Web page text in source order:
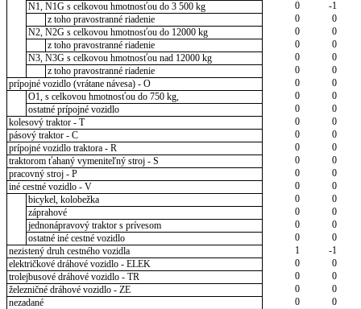
N1, N1G s celkovou hmotnosťou do 3 500 kg
0
-1
z toho pravostranné riadenie
0
0
N2, N2G s celkovou hmotnosťou do 12000 kg
0
0
z toho pravostranné riadenie
0
0
N3, N3G s celkovou hmotnosťou nad 12000 kg
0
0
z toho pravostranné riadenie
0
0
prípojné vozidlo (vrátane návesa) - O
0
0
O1, s celkovou hmotnosťou do 750 kg,
0
0
ostatné prípojné vozidlo
0
0
kolesový traktor - T
0
0
pásový traktor - C
0
0
prípojné vozidlo traktora - R
0
0
traktorom ťahaný vymeniteľný stroj - S
0
0
pracovný stroj - P
0
0
iné cestné vozidlo - V
0
0
bicykel, kolobežka
0
0
záprahové
0
0
jednonápravový traktor s prívesom
0
0
ostatné iné cestné vozidlo
0
0
nezistený druh cestného vozidla
1
-1
električkové dráhové vozidlo - ELEK
0
0
trolejbusové dráhové vozidlo - TR
0
0
železničné dráhové vozidlo - ZE
0
0
nezadané
0 0